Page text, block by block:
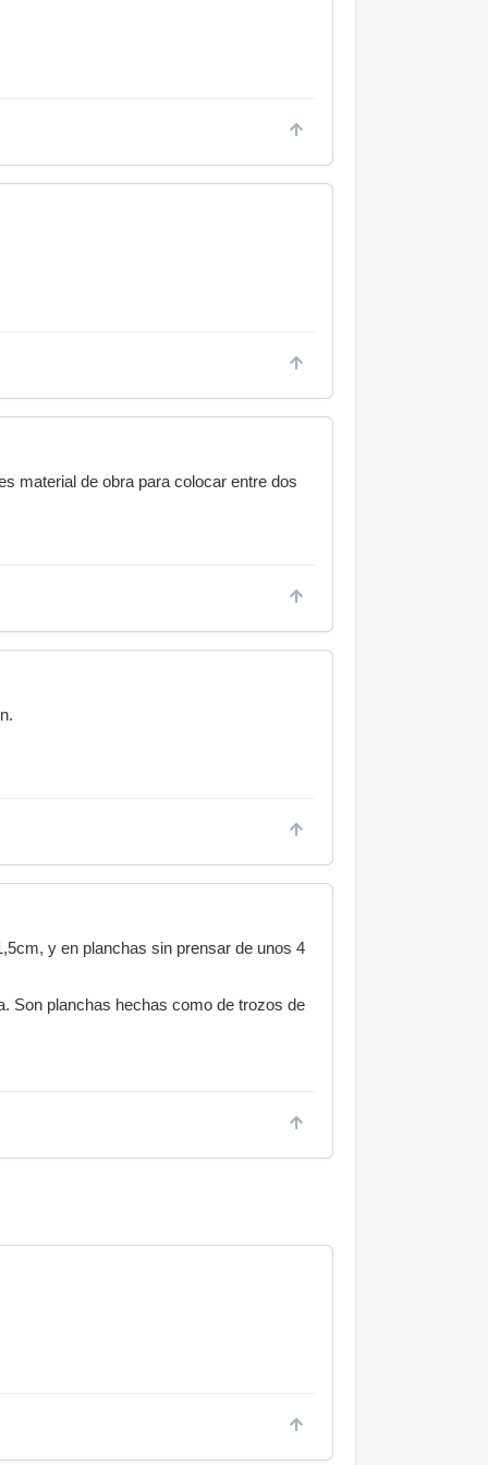
material de obra para colocar entre dos
y en planchas sin prensar de unos 4
Son planchas hechas como de trozos de